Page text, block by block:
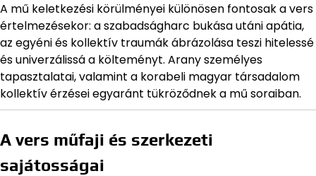
A mű keletkezési körülményei különösen fontosak a vers
értelmezésekor: a szabadságharc bukása utáni apátia,
az egyéni és kollektív traumák ábrázolása teszi hitelessé
és univerzálissá a költeményt. Arany személyes
tapasztalatai, valamint a korabeli magyar társadalom
kollektív érzései egyaránt tükröződnek a mű soraiban.
A vers műfaji és szerkezeti
sajátosságai